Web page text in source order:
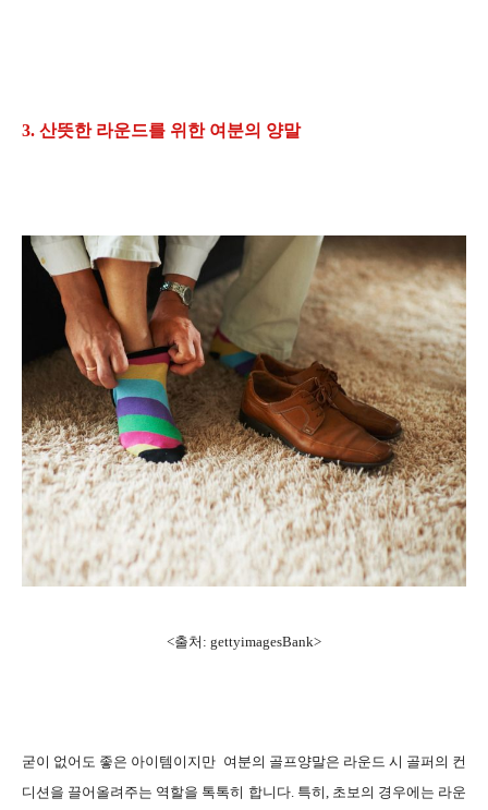
3. 산뜻한 라운드를 위한 여분의 양말
<출처: gettyimagesBank>
굳이 없어도 좋은 아이템이지만 여분의 골프양말은 라운드 시 골퍼의 컨
디션을 끌어올려주는 역할을 톡톡히 합니다. 특히, 초보의 경우에는 라운